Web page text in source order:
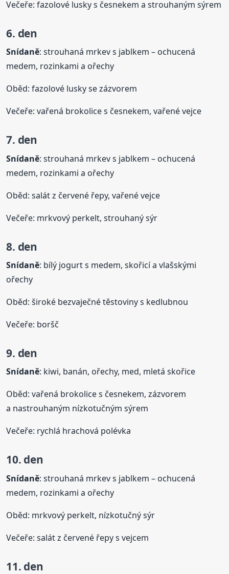
Večeře: fazolové lusky s česnekem a strouhaným sýrem
6. den
Snídaně: strouhaná mrkev s jablkem – ochucená
medem, rozinkami a ořechy
Oběd: fazolové lusky se zázvorem
Večeře: vařená brokolice s česnekem, vařené vejce
7. den
Snídaně: strouhaná mrkev s jablkem – ochucená
medem, rozinkami a ořechy
Oběd: salát z červené řepy, vařené vejce
Večeře: mrkvový perkelt, strouhaný sýr
8. den
Snídaně: bílý jogurt s medem, skořicí a vlašskými
ořechy
Oběd: široké bezvaječné těstoviny s kedlubnou
Večeře: boršč
9. den
Snídaně: kiwi, banán, ořechy, med, mletá skořice
Oběd: vařená brokolice s česnekem, zázvorem
a nastrouhaným nízkotučným sýrem
Večeře: rychlá hrachová polévka
10. den
Snídaně: strouhaná mrkev s jablkem – ochucená
medem, rozinkami a ořechy
Oběd: mrkvový perkelt, nízkotučný sýr
Večeře: salát z červené řepy s vejcem
11. den